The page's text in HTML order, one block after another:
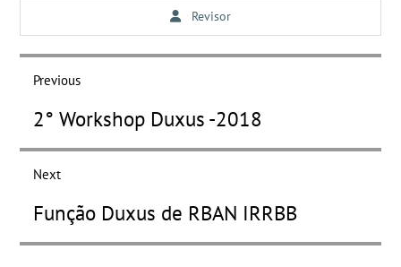
Revisor
Navegação
dePrevious
post:
2° Workshop Duxus -2018
Next
post:
Função Duxus de RBAN IRRBB